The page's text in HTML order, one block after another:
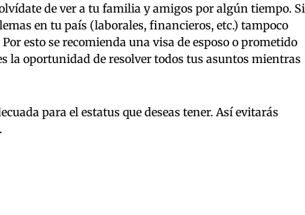
de ver a tu familia y amigos por algún tiempo. Si
en tu país (laborales, financieros, etc.) tampoco
esto se recomienda una visa de esposo o prometido
la oportunidad de resolver todos tus asuntos mientras
para el estatus que deseas tener. Así evitarás